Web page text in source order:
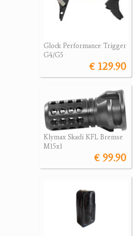
Glock Performance Trigger
G4/G5
€ 129.90
Klymax Skadi KFL Bremse
M15x1
€ 99.90